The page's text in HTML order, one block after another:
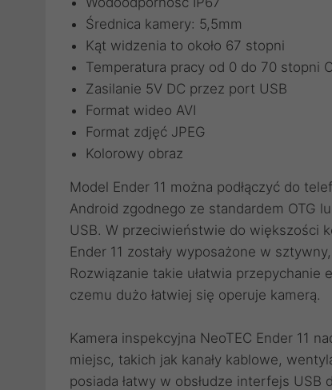
Średnica kamery: 5,5mm
Kąt widzenia to około 67 stopni
Temperatura pracy od 0 do 70 stopni
Zasilanie 5V DC przez port USB
Format wideo AVI
Format zdjęć JPEG
Kolorowy obraz
Model Ender 11 można podłączyć do
Android zgodnego ze standardem OTG
USB. W przeciwieństwie do większości
Ender 11 zostały wyposażone w
Rozwiązanie takie ułatwia przepychanie
czemu dużo łatwiej się operuje kamerą.
Kamera inspekcyjna NeoTEC Ender 11
miejsc, takich jak kanały kablowe,
posiada łatwy w obsłudze interfejs